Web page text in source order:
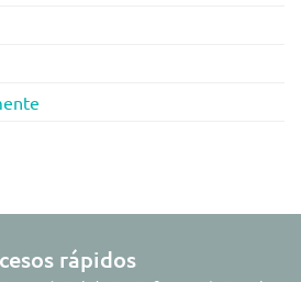
rápidos